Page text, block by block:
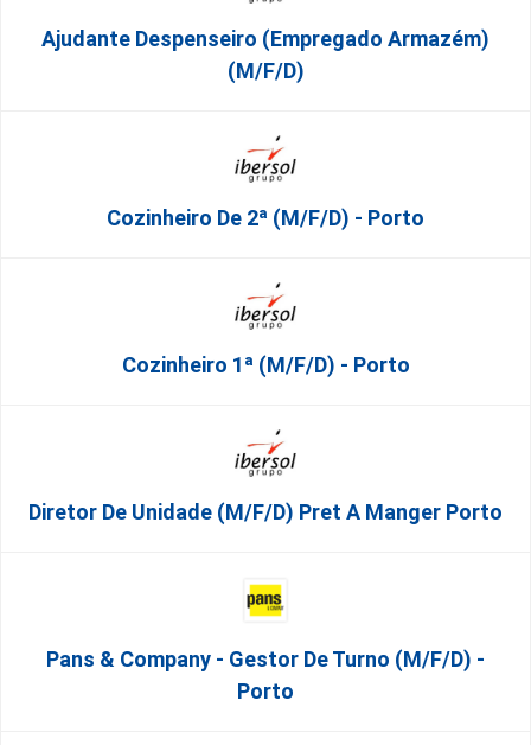
Ajudante Despenseiro (empregado Armazém)
(M/F/D)
Cozinheiro De 2ª (M/F/D) - Porto
Cozinheiro 1ª (M/F/D) - Porto
Diretor De Unidade (m/f/d) Pret A Manger Porto
Pans & Company - Gestor De Turno (m/f/d) -
Porto